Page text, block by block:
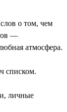
о том, чем
—
атмосфера.
списком.
личные